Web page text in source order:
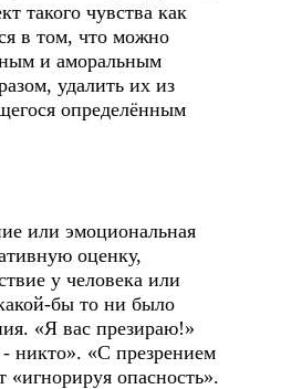
такого чувства как
в том, что можно
и аморальным
удалить их из
определённым
или эмоциональная
оценку,
у человека или
бы то ни было
«Я вас презираю!»
никто». «С презрением
«игнорируя опасность».